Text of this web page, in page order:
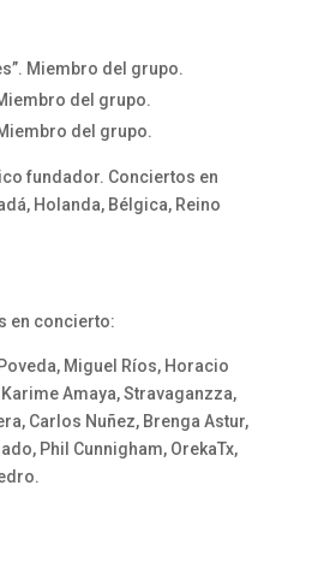
Miembro del grupo.
del grupo.
del grupo.
fundador. Conciertos en
Holanda, Bélgica, Reino
en concierto:
Miguel Ríos, Horacio
Amaya, Stravaganzza,
Carlos Nuñez, Brenga Astur,
Phil Cunnigham, OrekaTx,